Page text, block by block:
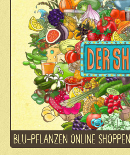
BLU-PFLANZEN ONLINE SHOPPEN